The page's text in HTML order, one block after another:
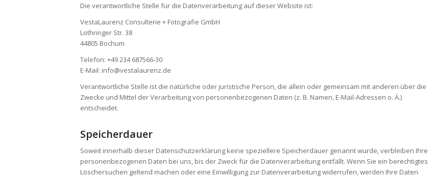
Die verantwortliche Stelle für die Datenverarbeitung auf dieser Website ist:
VestaLaurenz Consulterie + Fotografie GmbH
Lothringer Str. 38
44805 Bochum
Telefon: +49 234 687566-30
E-Mail: info@vestalaurenz.de
Verantwortliche Stelle ist die natürliche oder juristische Person, die allein oder gemeinsam mit anderen über die
Zwecke und Mittel der Verarbeitung von personenbezogenen Daten (z. B. Namen, E-Mail-Adressen o. Ä.)
entscheidet.
Speicherdauer
Soweit innerhalb dieser Datenschutzerklärung keine speziellere Speicherdauer genannt wurde, verbleiben Ihre
personenbezogenen Daten bei uns, bis der Zweck für die Datenverarbeitung entfällt. Wenn Sie ein berechtigtes
Löschersuchen geltend machen oder eine Einwilligung zur Datenverarbeitung widerrufen, werden Ihre Daten